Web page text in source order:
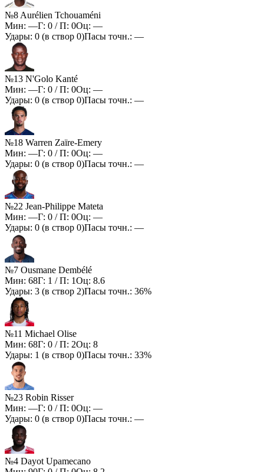
№8 Aurélien Tchouaméni
Мин: —Г: 0 / П: 0Оц: —
Удары: 0 (в створ 0)Пасы точн.: —
№13 N'Golo Kanté
Мин: —Г: 0 / П: 0Оц: —
Удары: 0 (в створ 0)Пасы точн.: —
№18 Warren Zaïre-Emery
Мин: —Г: 0 / П: 0Оц: —
Удары: 0 (в створ 0)Пасы точн.: —
№22 Jean-Philippe Mateta
Мин: —Г: 0 / П: 0Оц: —
Удары: 0 (в створ 0)Пасы точн.: —
№7 Ousmane Dembélé
Мин: 68Г: 1 / П: 1Оц: 8.6
Удары: 3 (в створ 2)Пасы точн.: 36%
№11 Michael Olise
Мин: 68Г: 0 / П: 2Оц: 8
Удары: 1 (в створ 0)Пасы точн.: 33%
№23 Robin Risser
Мин: —Г: 0 / П: 0Оц: —
Удары: 0 (в створ 0)Пасы точн.: —
№4 Dayot Upamecano